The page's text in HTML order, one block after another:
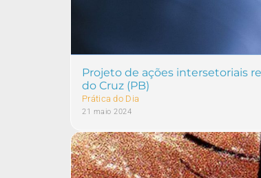
Projeto de ações intersetoriais
do Cruz (PB)
Prática do Dia
21 maio 2024